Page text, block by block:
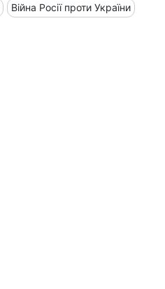
Війна Росії проти України